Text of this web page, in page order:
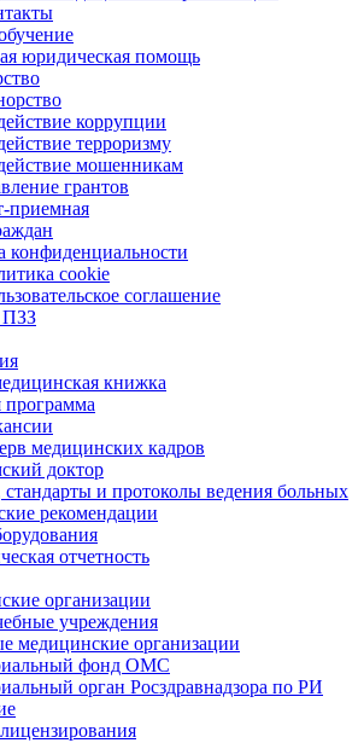
юридическая помощь
коррупции
терроризму
мошенникам
грантов
приемная
конфиденциальности
cookie
соглашение
ПЗЗ
книжка
программа
медицинских кадров
доктор
и протоколы ведения больных
рекомендации
отчетность
организации
учреждения
медицинские организации
фонд ОМС
орган Росздравнадзора по РИ